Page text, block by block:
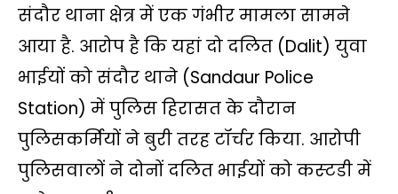
t
s
A
p
e
b
o
k
t
t
e
y
L
k
e
g
r
a
m
i
l
r
e
संदौर थाना क्षेत्र में एक गंभीर मामला सामने
आया है. आरोप है कि यहां दो दलित (Dalit) युवा
भाईयों को संदौर थाने (Sandaur Police
Station) में पुलिस हिरासत के दौरान
पुलिसकर्मियों ने बुरी तरह टॉर्चर किया. आरोपी
पुलिसवालों ने दोनों दलित भाईयों को कस्‍टडी में